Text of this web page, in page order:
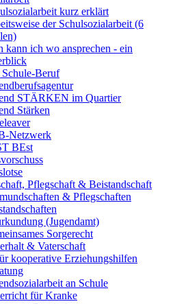
kurz erklärt
der Schulsozialarbeit (6
kann ich wo ansprechen - ein
Beruf
STÄRKEN im Quartier
Stärken
Netzwerk
BEst
Pflegschaft & Beistandschaft
& Pflegschaften
(Jugendamt)
Sorgerecht
& Vaterschaft
kooperative Erziehungshilfen
an Schule
für Kranke